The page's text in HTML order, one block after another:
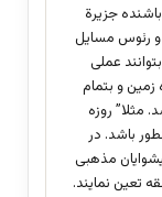
جزیرة
و رئوس مسایل
عملی
و بتمام
مثلا” روزه
باشد. در
مذهبی
تعین نمایند.